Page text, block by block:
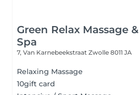
Green Relax Massage &
Spa
7, Van Karnebeekstraat Zwolle 8011 JA
Relaxing Massage
10gift card